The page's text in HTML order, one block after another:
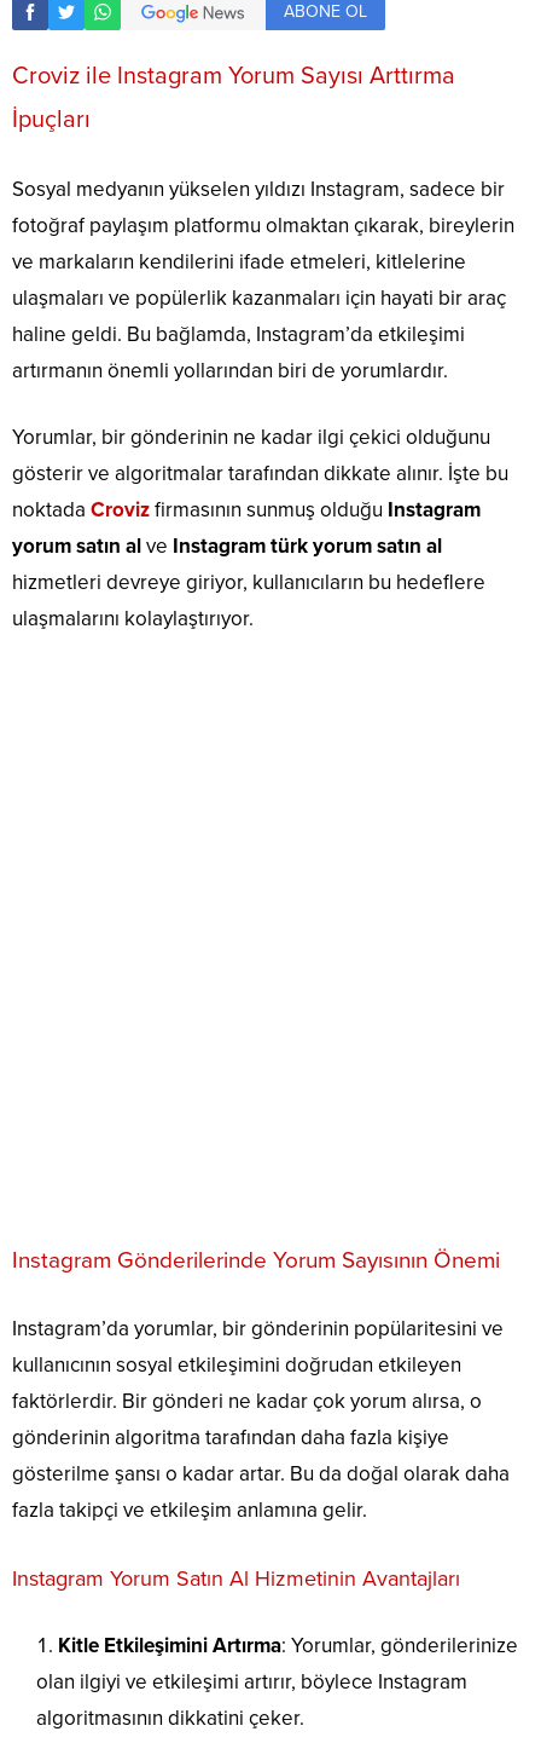
ABONE OL
Croviz ile Instagram Yorum Sayısı Arttırma
İpuçları
Sosyal medyanın yükselen yıldızı Instagram, sadece bir
fotoğraf paylaşım platformu olmaktan çıkarak, bireylerin
ve markaların kendilerini ifade etmeleri, kitlelerine
ulaşmaları ve popülerlik kazanmaları için hayati bir araç
haline geldi. Bu bağlamda, Instagram’da etkileşimi
artırmanın önemli yollarından biri de yorumlardır.
Yorumlar, bir gönderinin ne kadar ilgi çekici olduğunu
gösterir ve algoritmalar tarafından dikkate alınır. İşte bu
noktada Crovizfirmasının sunmuş olduğu Instagram
yorum satın alve Instagram türk yorum satın al
hizmetleri devreye giriyor, kullanıcıların bu hedeflere
ulaşmalarını kolaylaştırıyor.
Instagram Gönderilerinde Yorum Sayısının Önemi
Instagram’da yorumlar, bir gönderinin popülaritesini ve
kullanıcının sosyal etkileşimini doğrudan etkileyen
faktörlerdir. Bir gönderi ne kadar çok yorum alırsa, o
gönderinin algoritma tarafından daha fazla kişiye
gösterilme şansı o kadar artar. Bu da doğal olarak daha
fazla takipçi ve etkileşim anlamına gelir.
Instagram Yorum Satın Al Hizmetinin Avantajları
Kitle Etkileşimini Artırma: Yorumlar, gönderilerinize
olan ilgiyi ve etkileşimi artırır, böylece Instagram
algoritmasının dikkatini çeker.